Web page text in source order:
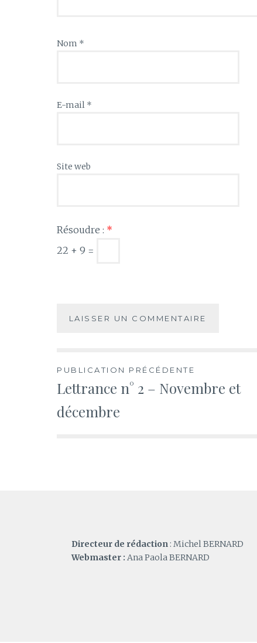
Nom *
E-mail *
Site web
Résoudre : *
22 + 9 =
Navigation
de
PUBLICATION PRÉCÉDENTE
Lettrance n° 2 – Novembre et
décembre
Directeur de rédaction : Michel BERNARD
Webmaster : Ana Paola BERNARD